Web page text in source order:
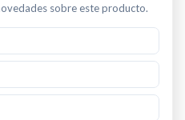
sobre este producto.